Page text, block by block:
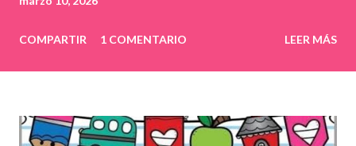
COMPARTIR 1 COMENTARIO LEER MÁS